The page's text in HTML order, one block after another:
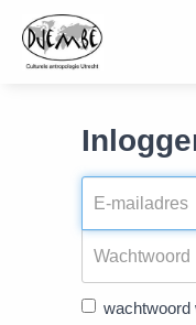
wachtwoord